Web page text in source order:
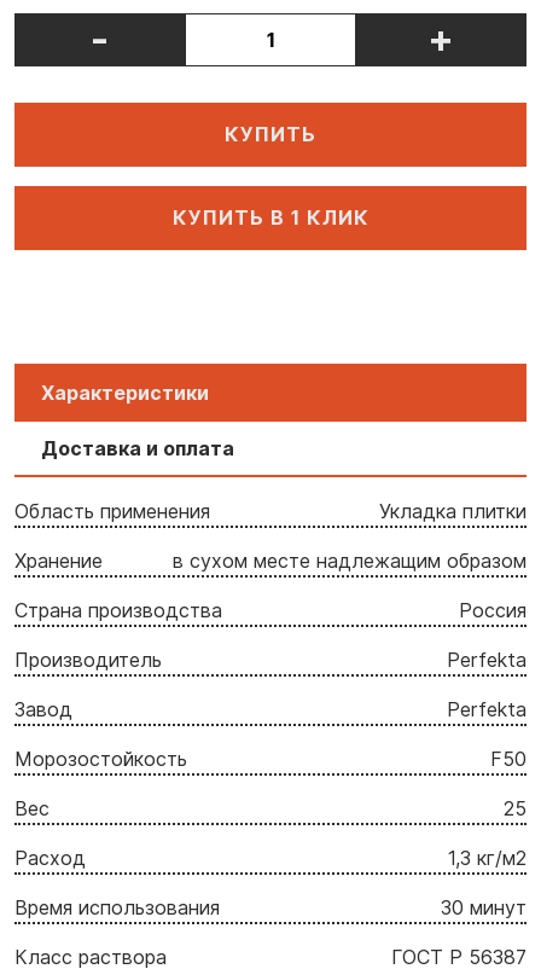
- +
КУПИТЬ
КУПИТЬ В 1 КЛИК
Характеристики
Доставка и оплата
Область применения Укладка плитки
Хранение в сухом месте надлежащим образом
Страна производства Россия
Производитель Perfekta
Завод Perfekta
Морозостойкость F50
Вес 25
Расход 1,3 кг/м2
Время использования 30 минут
Класс раствора ГОСТ Р 56387